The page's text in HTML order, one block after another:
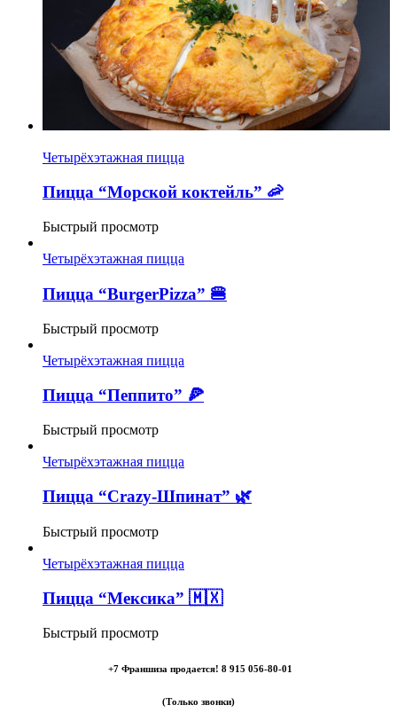
Четырёхэтажная пицца
Пицца “Морской коктейль” 🦐
Быстрый просмотр
Четырёхэтажная пицца
Пицца “BurgerPizza” 🍔
Быстрый просмотр
Четырёхэтажная пицца
Пицца “Пеппито” 🍕
Быстрый просмотр
Четырёхэтажная пицца
Пицца “Crazy-Шпинат” 🌿
Быстрый просмотр
Четырёхэтажная пицца
Пицца “Мексика” 🇲🇽
Быстрый просмотр
+7 Франшиза продается! 8 915 056-80-01
(Только звонки)